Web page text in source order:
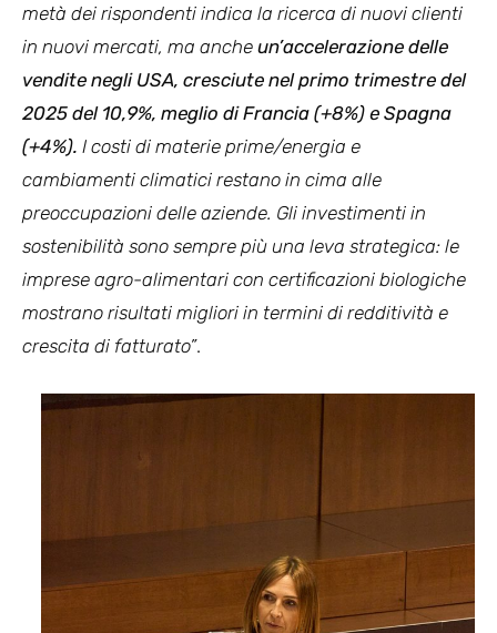
metà dei rispondenti indica la ricerca di nuovi clienti
in nuovi mercati, ma anche un’accelerazione delle
vendite negli USA, cresciute nel primo trimestre del
2025 del 10,9%, meglio di Francia (+8%) e Spagna
(+4%). I costi di materie prime/energia e
cambiamenti climatici restano in cima alle
preoccupazioni delle aziende. Gli investimenti in
sostenibilità sono sempre più una leva strategica: le
imprese agro-alimentari con certificazioni biologiche
mostrano risultati migliori in termini di redditività e
crescita di fatturato”.